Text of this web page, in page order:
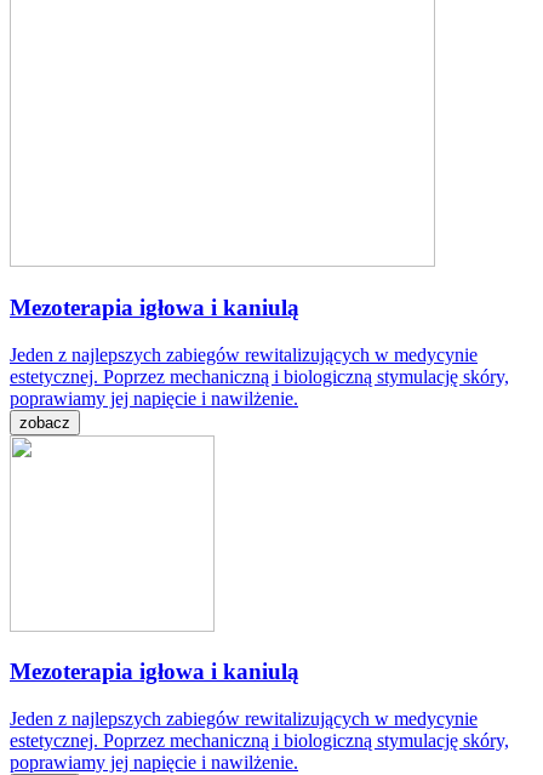
Mezoterapia igłowa i kaniulą
Jeden z najlepszych zabiegów rewitalizujących w medycynie
estetycznej. Poprzez mechaniczną i biologiczną stymulację skóry,
poprawiamy jej napięcie i nawilżenie.
zobacz
Mezoterapia igłowa i kaniulą
Jeden z najlepszych zabiegów rewitalizujących w medycynie
estetycznej. Poprzez mechaniczną i biologiczną stymulację skóry,
poprawiamy jej napięcie i nawilżenie.